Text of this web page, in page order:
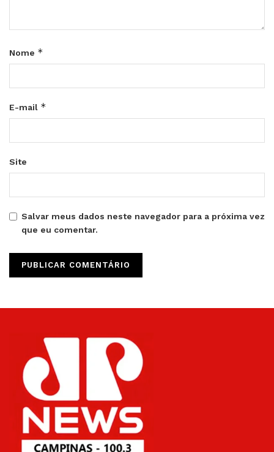
Nome *
E-mail *
Site
Salvar meus dados neste navegador para a próxima vez
que eu comentar.